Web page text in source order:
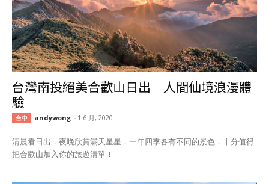
台灣南投絕美合歡山日出 人間仙境浪漫體
驗
台中 andywong - 1 6 月, 2020
清晨看日出，夜晚欣賞滿天星星，一年四季各有不同的景色，十分值得
把合歡山加入你的旅遊清單！